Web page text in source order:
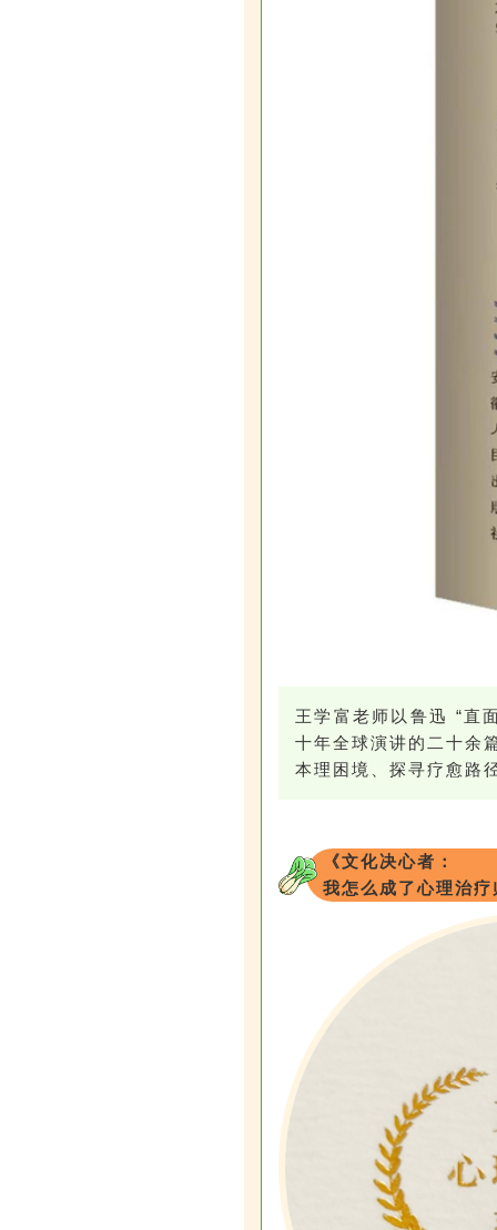
王学富老师以鲁迅 “直
十年全球演讲的二十余
本理困境、探寻疗愈路
《文化决心者：
我怎么成了心理治疗